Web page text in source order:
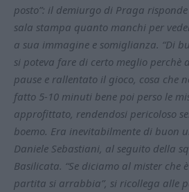
posto”: il demiurgo di Praga
sala stampa quanto manchi per
a sua immagine e somiglianza. “Di
si poteva fare di certo meglio perchè
pause e rallentato il gioco, cosa che
fatto 5-10 minuti bene poi perso le
approfittato, rendendosi pericoloso
boemo. Era inevitabilmente di buon
Daniele Sebastiani, al seguito della
Basilicata. “Se diciamo al mister che
partita si arrabbia”, si ricollega alle